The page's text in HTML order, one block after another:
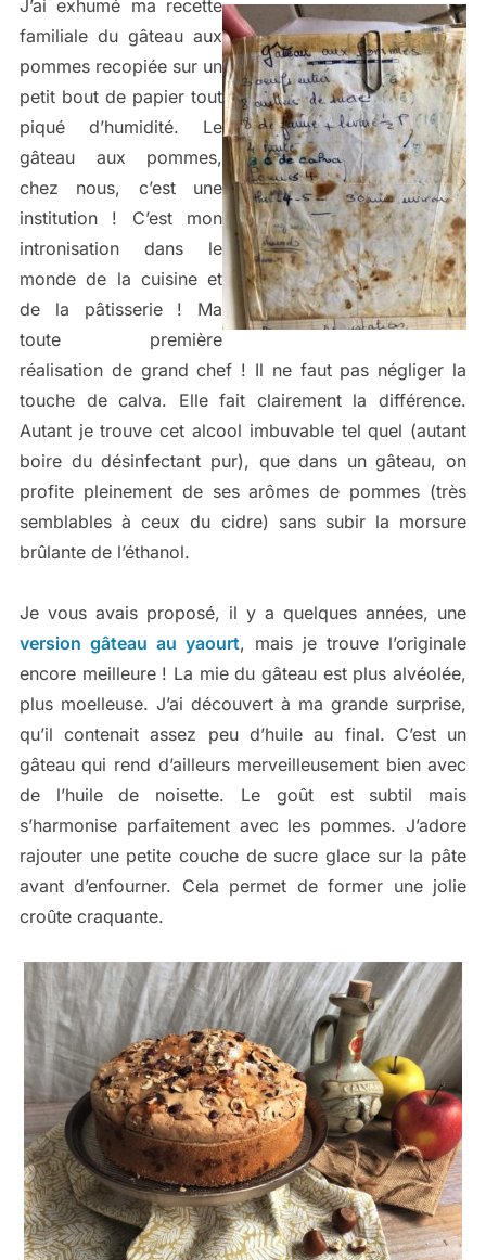
J’ai exhumé ma recette
familiale du gâteau aux
pommes recopiée sur un
petit bout de papier tout
piqué d’humidité. Le
gâteau aux pommes,
chez nous, c’est une
institution ! C’est mon
intronisation dans le
monde de la cuisine et
de la pâtisserie ! Ma
toute première
réalisation de grand chef ! Il ne faut pas négliger la
touche de calva. Elle fait clairement la différence.
Autant je trouve cet alcool imbuvable tel quel (autant
boire du désinfectant pur), que dans un gâteau, on
profite pleinement de ses arômes de pommes (très
semblables à ceux du cidre) sans subir la morsure
brûlante de l’éthanol.
Je vous avais proposé, il y a quelques années, une
version gâteau au yaourt, mais je trouve l’originale
encore meilleure ! La mie du gâteau est plus alvéolée,
plus moelleuse. J’ai découvert à ma grande surprise,
qu’il contenait assez peu d’huile au final. C’est un
gâteau qui rend d’ailleurs merveilleusement bien avec
de l’huile de noisette. Le goût est subtil mais
s’harmonise parfaitement avec les pommes. J’adore
rajouter une petite couche de sucre glace sur la pâte
avant d’enfourner. Cela permet de former une jolie
croûte craquante.